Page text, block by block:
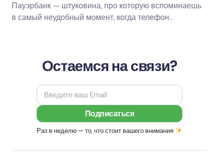
Пауэрбанк — штуковина, про которую вспоминаешь
в самый неудобный момент, когда телефон
Остаемся на связи?
Раз в неделю — то, что стоит вашего внимания